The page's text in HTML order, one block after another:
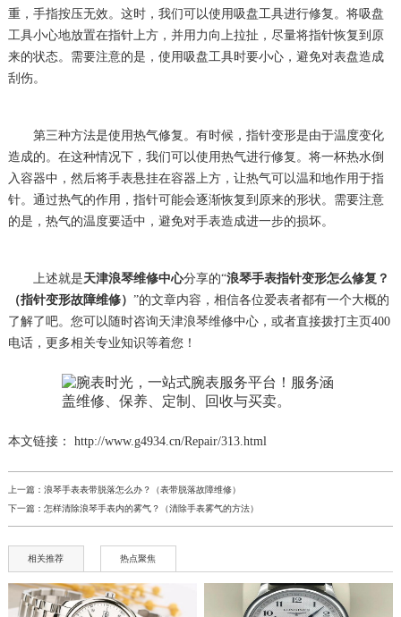
重，手指按压无效。这时，我们可以使用吸盘工具进行修复。将吸盘
工具小心地放置在指针上方，并用力向上拉扯，尽量将指针恢复到原
来的状态。需要注意的是，使用吸盘工具时要小心，避免对表盘造成
刮伤。
第三种方法是使用热气修复。有时候，指针变形是由于温度变化
造成的。在这种情况下，我们可以使用热气进行修复。将一杯热水倒
入容器中，然后将手表悬挂在容器上方，让热气可以温和地作用于指
针。通过热气的作用，指针可能会逐渐恢复到原来的形状。需要注意
的是，热气的温度要适中，避免对手表造成进一步的损坏。
上述就是天津浪琴维修中心分享的“浪琴手表指针变形怎么修复？
（指针变形故障维修） ”的文章内容，相信各位爱表者都有一个大概的
了解了吧。您可以随时咨询天津浪琴维修中心，或者直接拨打主页400
电话，更多相关专业知识等着您！
本文链接： http://www.g4934.cn/Repair/313.html
上一篇： 浪琴手表表带脱落怎么办？（表带脱落故障维修）
下一篇： 怎样清除浪琴手表内的雾气？（清除手表雾气的方法）
相关推荐 热点聚焦